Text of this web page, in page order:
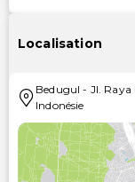
Localisation
Bedugul - Jl.
Indonésie